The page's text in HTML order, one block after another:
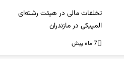
تخلفات مالی در هیئت رشته‌ای
المپیکی در مازندران
7 ماه پیش